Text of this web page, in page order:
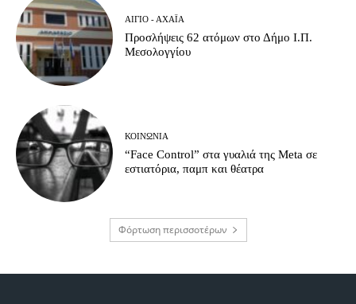
ΑΊΓΙΟ - ΑΧΑΪ́Α
Προσλήψεις 62 ατόμων στο Δήμο Ι.Π.
Μεσολογγίου
ΚΟΙΝΩΝΊΑ
“Face Control” στα γυαλιά της Meta σε
εστιατόρια, παμπ και θέατρα
Φόρτωση περισσοτέρων